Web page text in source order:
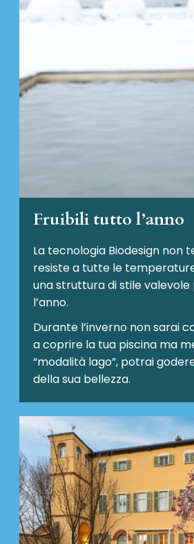
Fruibili tutto l’anno
La tecnologia Biodesign non
resiste a tutte le
una struttura di stile
l’anno.
Durante l’inverno non sarai
a coprire la tua piscina ma
“modalità lago”, potrai
della sua bellezza.